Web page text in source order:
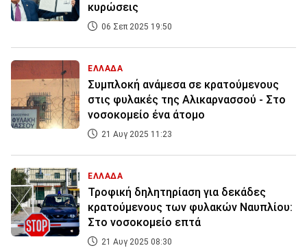
κυρώσεις
06 Σεπ 2025 19:50
ΕΛΛΑΔΑ
Συμπλοκή ανάμεσα σε κρατούμενους
στις φυλακές της Αλικαρνασσού - Στο
νοσοκομείο ένα άτομο
21 Αυγ 2025 11:23
ΕΛΛΑΔΑ
Τροφική δηλητηρίαση για δεκάδες
κρατούμενους των φυλακών Ναυπλίου:
Στο νοσοκομείο επτά
21 Αυγ 2025 08:30